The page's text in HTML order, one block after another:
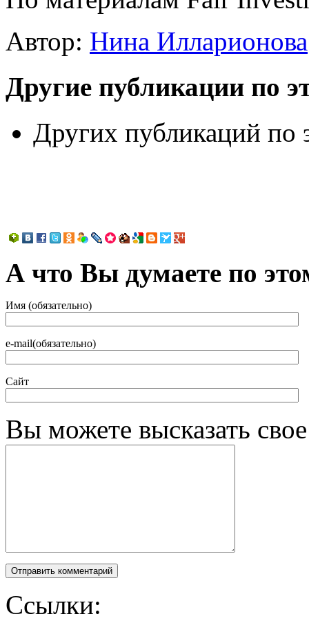
Автор: Нина Илларионова
Другие публикации по
Других публикаций по
А что Вы думаете по
Имя (обязательно)
e-mail(обязательно)
Сайт
Вы можете высказать
Ссылки: